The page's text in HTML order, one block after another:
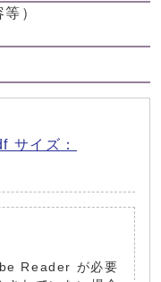
）
サイズ：
Reader が必要